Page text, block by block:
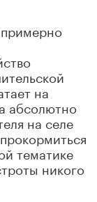
на
абсолютно
на селе
тематике
никого